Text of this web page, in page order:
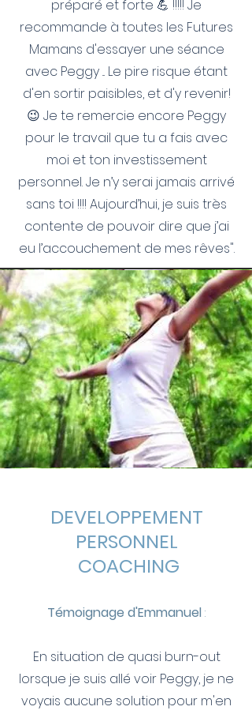
préparé et forte 💪 !!!!! Je
recommande à toutes les Futures
Mamans d'essayer une séance
avec Peggy ... Le pire risque étant
d'en sortir paisibles, et d'y revenir!
😉 Je te remercie encore Peggy
pour le travail que tu a fais avec
moi et ton investissement
personnel. Je n’y serai jamais arrivé
sans toi !!!! Aujourd’hui, je suis très
contente de pouvoir dire que j’ai
eu l’accouchement de mes rêves".
DEVELOPPEMENT
PERSONNEL
COACHING
Témoignage d'Emmanuel :
En situation de quasi burn-out
lorsque je suis allé voir Peggy, je ne
voyais aucune solution pour m'en